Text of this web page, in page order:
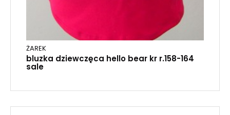
ŻAREK
bluzka dziewczęca hello bear kr r.158-164
sale